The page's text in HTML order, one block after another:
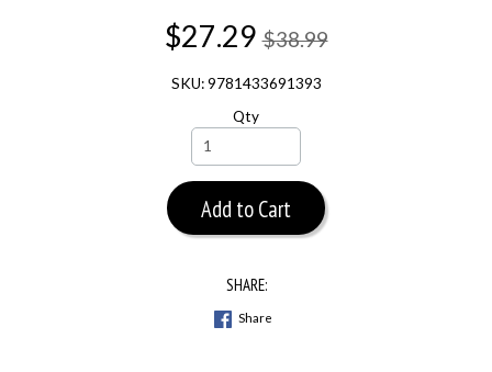
$27.29 $38.99
SKU: 9781433691393
Qty
Add to Cart
SHARE:
Share